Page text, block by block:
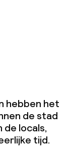
hebben het
de stad
de locals,
tijd.